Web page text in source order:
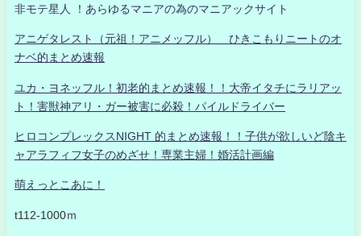
非モテ星人 ！あらゆるマニアの為のマニアックサイト
アニゲタレスト（元祖！アニメッフル） ひきこもりニートのオ
ナベ的まとめ速報
ユカ・ヨネッフル！初老的まとめ速報！！大帝イタチにラリアッ
ト！害獣神アリ・ガー被害に必殺！パイルドライバー
ヒロコンプレックスNIGHT 的まとめ速報！！子供が欲しいど陰キ
ャアラフィフ女子のめざせ！専業主婦！婚活計画編
萌えっとこあに！
t112-1000ｍ